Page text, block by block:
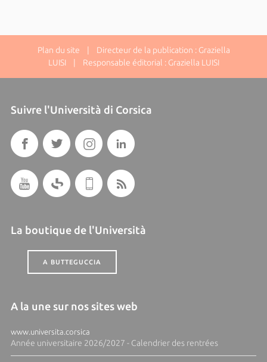
Plan du site | Directeur de la publication : Graziella
LUISI | Responsable éditorial : Graziella LUISI
Suivre l'Università di Corsica
La boutique de l'Università
A BUTTEGUCCIA
A la une sur nos sites web
www.universita.corsica
Année universitaire 2026/2027 - Calendrier des rentrées